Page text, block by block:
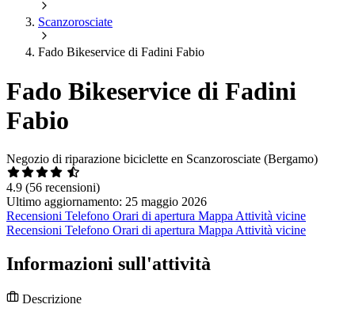
Scanzorosciate
Fado Bikeservice di Fadini Fabio
Fado Bikeservice di Fadini
Fabio
Negozio di riparazione biciclette en Scanzorosciate (Bergamo)
4.9 (56 recensioni)
Ultimo aggiornamento: 25 maggio 2026
Recensioni Telefono Orari di apertura Mappa Attività vicine
Recensioni Telefono Orari di apertura Mappa Attività vicine
Informazioni sull'attività
Descrizione